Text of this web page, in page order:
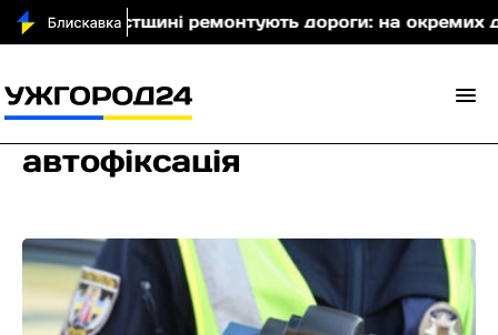
На Хустщині ремонтують дороги: на окремих
автофіксація